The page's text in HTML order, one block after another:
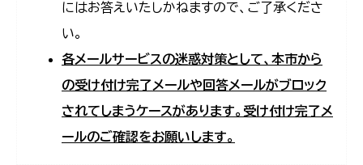
にはお答えいたしかねますので、ご了承くださ
い。
各メールサービスの迷惑対策として、本市から
の受け付け完了メールや回答メールがブロック
されてしまうケースがあります。受け付け完了メ
ールのご確認をお願いします。